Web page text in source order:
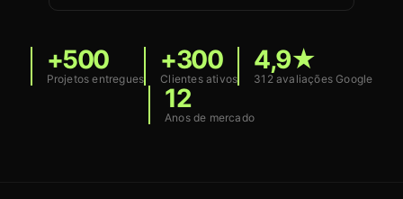
+500
Projetos entregues
+300
Clientes ativos
4,9★
312 avaliações Google
12
Anos de mercado